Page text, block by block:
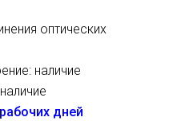
оптических
наличие
дней